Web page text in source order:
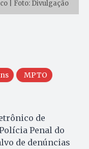
| Foto: Divulgação
MPTO
de
Penal do
de denúncias